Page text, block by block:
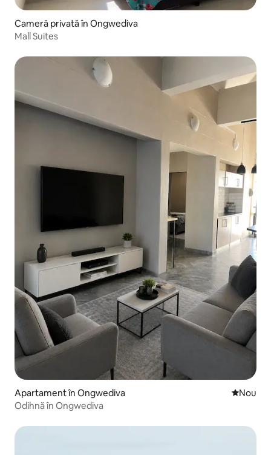
Cameră privată în Ongwediva
Mall Suites
Apartament în Ongwediva Cazare
Nou
Odihnă în Ongwediva